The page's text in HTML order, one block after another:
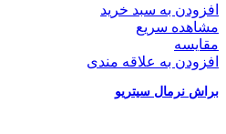
افزودن به سبد خرید
مشاهده سریع
مقایسه
افزودن به علاقه مندی
براش نرمال سیتریو